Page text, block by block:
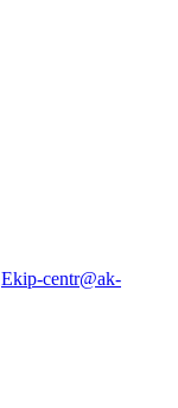
Ekip-centr@ak-